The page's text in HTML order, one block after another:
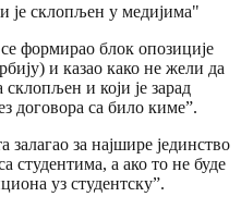
је склопљен у медијима"
формирао блок опозиције
и казао како не жели да
склопљен и који је зарад
договора са било киме”.
залагао за најшире јединство
студентима, а ако то не буде
уз студентску”.